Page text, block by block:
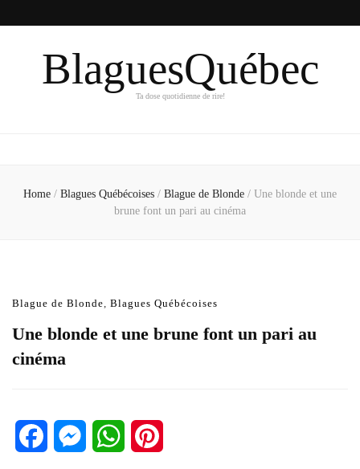
BlaguesQuébec
Ta dose quotidienne de rire!
Home / Blagues Québécoises / Blague de Blonde / Une blonde et une
brune font un pari au cinéma
Blague de Blonde, Blagues Québécoises
Une blonde et une brune font un pari au
cinéma
FacebookMessengerWhatsApp